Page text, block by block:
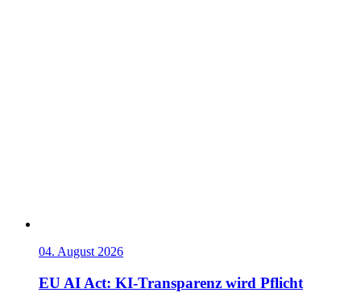
04. August 2026
EU AI Act: KI-Transparenz wird Pflicht